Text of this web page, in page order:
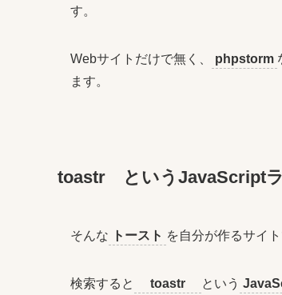
す。
Webサイトだけで無く、 phpstorm
ます。
toastr というJavaScriptラ
そんな トースト を自分が作るサイ
検索すると toastr という